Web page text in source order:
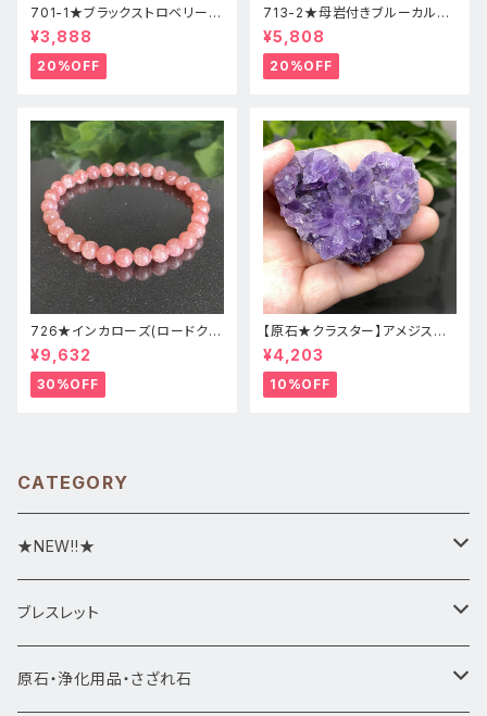
701-1★ブラックストロベリーク
ォーツ【高品質】天然石ブレスレ
ッパワーストーン
¥3,888
20%OFF
713-2★母岩付きブルーカルセ
ドニー【高品質】天然石ブレスレ
ットパワーストーン
¥5,808
20%OFF
726★インカローズ(ロードクロ
サイト)★天然石ブレスレット新
品
¥9,632
30%OFF
【原石★クラスター】アメジスト
★ハート形★cp-071天然石パ
ワーストーン★インテリア置物
¥4,203
10%OFF
CATEGORY
★NEW!!★
★新入荷1/28~
ブレスレット
ブレスレット1点物
原石・浄化用品・さざれ石